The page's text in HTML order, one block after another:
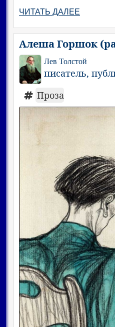
ЧИТАТЬ ДАЛЕЕ
Алеша Горшок
Лев Толстой
писатель,
Проза